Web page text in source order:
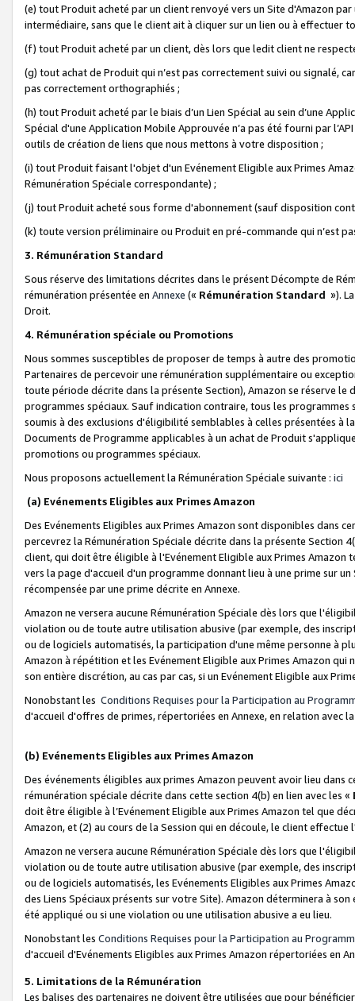
(e) tout Produit acheté par un client renvoyé vers un Site d'Amazon
intermédiaire, sans que le client ait à cliquer sur un lien ou à
(f) tout Produit acheté par un client, dès lors que ledit client ne
(g) tout achat de Produit qui n’est pas correctement suivi ou signalé,
pas correctement orthographiés ;
(h) tout Produit acheté par le biais d’un Lien Spécial au sein d’une
Spécial d'une Application Mobile Approuvée n’a pas été fourni par
outils de création de liens que nous mettons à votre disposition ;
(i) tout Produit faisant l'objet d'un Evénement Eligible aux Primes
Rémunération Spéciale correspondante) ;
(j) tout Produit acheté sous forme d'abonnement (sauf disposition
(k) toute version préliminaire ou Produit en pré-commande qui n’est
3. Rémunération Standard
Sous réserve des limitations décrites dans le présent Décompte de
rémunération présentée en Annexe (« Rémunération Standard »).
Droit.
4. Rémunération spéciale ou Promotions
Nous sommes susceptibles de proposer de temps à autre des
Partenaires de percevoir une rémunération supplémentaire ou
toute période décrite dans la présente Section), Amazon se réserve
programmes spéciaux. Sauf indication contraire, tous les
soumis à des exclusions d'éligibilité semblables à celles présentées à
Documents de Programme applicables à un achat de Produit
promotions ou programmes spéciaux.
Nous proposons actuellement la Rémunération Spéciale suivante : ici
(a) Evénements Eligibles aux Primes Amazon
Des Evénements Eligibles aux Primes Amazon sont disponibles dans
percevrez la Rémunération Spéciale décrite dans la présente Section
client, qui doit être éligible à l'Evénement Eligible aux Primes Amazon
vers la page d'accueil d'un programme donnant lieu à une prime sur
récompensée par une prime décrite en Annexe.
Amazon ne versera aucune Rémunération Spéciale dès lors que
violation ou de toute autre utilisation abusive (par exemple, des
ou de logiciels automatisés, la participation d'une même personne à
Amazon à répétition et les Evénement Eligible aux Primes Amazon qui
son entière discrétion, au cas par cas, si un Evénement Eligible aux
Nonobstant les Conditions Requises pour la Participation au
d'accueil d'offres de primes, répertoriées en Annexe, en relation avec
(b) Evénements Eligibles aux Primes Amazon
Des événements éligibles aux primes Amazon peuvent avoir lieu dans
rémunération spéciale décrite dans cette section 4(b) en lien avec les «
doit être éligible à l’Evénement Eligible aux Primes Amazon tel que
Amazon, et (2) au cours de la Session qui en découle, le client
Amazon ne versera aucune Rémunération Spéciale dès lors que
violation ou de toute autre utilisation abusive (par exemple, des
ou de logiciels automatisés, les Evénements Eligibles aux Primes
des Liens Spéciaux présents sur votre Site). Amazon déterminera à
été appliqué ou si une violation ou une utilisation abusive a eu lieu.
Nonobstant les Conditions Requises pour la Participation au
d'accueil d'Evénements Eligibles aux Primes Amazon répertoriées en
5. Limitations de la Rémunération
Les balises des partenaires ne doivent être utilisées que pour